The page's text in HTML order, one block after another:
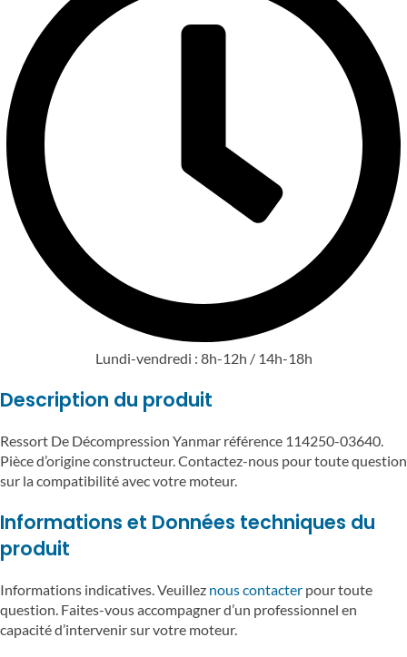
Lundi-vendredi : 8h-12h / 14h-18h
Description du produit
Ressort De Décompression Yanmar référence 114250-03640.
Pièce d’origine constructeur. Contactez-nous pour toute question
sur la compatibilité avec votre moteur.
Informations et Données techniques du
produit
Informations indicatives. Veuillez nous contacter pour toute
question. Faites-vous accompagner d’un professionnel en
capacité d’intervenir sur votre moteur.